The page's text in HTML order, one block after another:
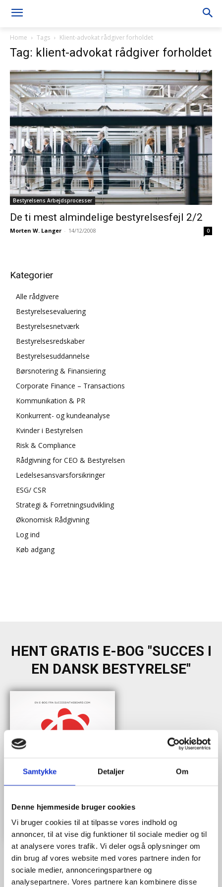
Samtykke Detaljer Om
Denne hjemmeside bruger cookies
Vi bruger cookies til at tilpasse vores indhold og
annoncer, til at vise dig funktioner til sociale medier og til
at analysere vores trafik. Vi deler også oplysninger om
din brug af vores website med vores partnere inden for
sociale medier, annonceringspartnere og
analysepartnere. Vores partnere kan kombinere disse
Home Tags Klient-advokat rådgiver forholdet
Tag: klient-advokat rådgiver forholdet
Bestyrelsens Arbejdsprocesser
De ti mest almindelige bestyrelsesfejl 2/2
Morten W. Langer - 14/12/2008 0
Kategorier
Alle rådgivere
Bestyrelsesevaluering
Bestyrelsesnetværk
Bestyrelsesredskaber
Bestyrelsesuddannelse
Børsnotering & Finansiering
Corporate Finance – Transactions
Kommunikation & PR
Konkurrent- og kundeanalyse
Kvinder i Bestyrelsen
Risk & Compliance
Rådgivning for CEO & Bestyrelsen
Ledelsesansvarsforsikringer
ESG/ CSR
Strategi & Forretningsudvikling
Økonomisk Rådgivning
Log ind
Køb adgang
HENT GRATIS E-BOG "SUCCES I
EN DANSK BESTYRELSE"
Når du trykker "modtag bogen" bliver du tilmeldt Bestyrelsesguidens